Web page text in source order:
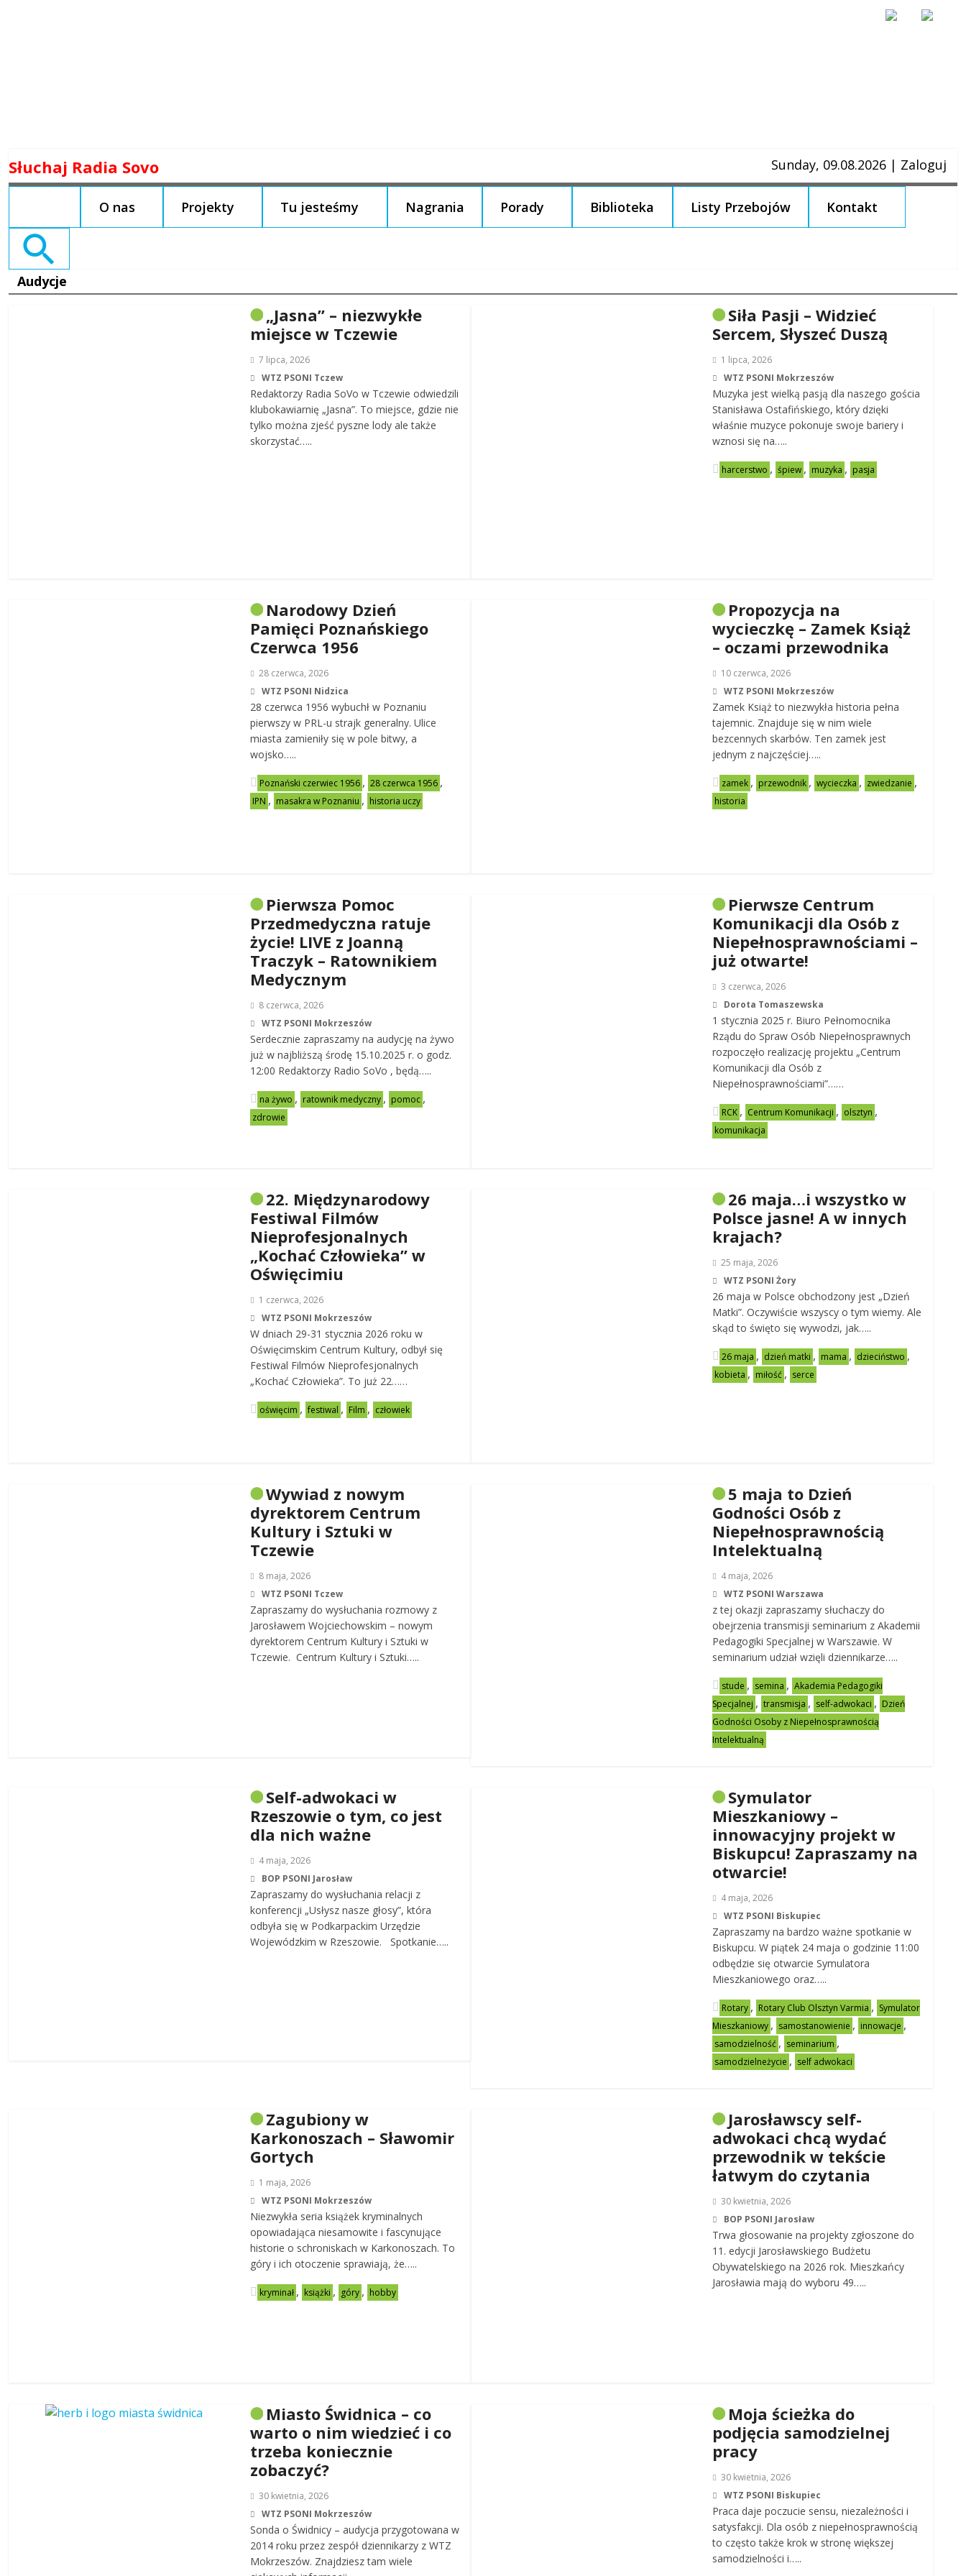
to
Słuchaj Radia Sovo Sunday, 09.08.2026 | Zaloguj
O nas Projekty Tu jesteśmy Nagrania Porady Biblioteka Listy Przebojów Kontakt
Search
Audycje
„Jasna” – niezwykłe
miejsce w Tczewie
7 lipca, 2026
WTZ PSONI Tczew
Redaktorzy Radia SoVo w Tczewie odwiedzili
klubokawiarnię „Jasna”. To miejsce, gdzie nie
tylko można zjeść pyszne lody ale także
skorzystać…..
Siła Pasji – Widzieć
Sercem, Słyszeć Duszą
1 lipca, 2026
WTZ PSONI Mokrzeszów
Muzyka jest wielką pasją dla naszego gościa
Stanisława Ostafińskiego, który dzięki
właśnie muzyce pokonuje swoje bariery i
wznosi się na…..
harcerstwo , śpiew , muzyka , pasja
Narodowy Dzień
Pamięci Poznańskiego
Czerwca 1956
28 czerwca, 2026
WTZ PSONI Nidzica
28 czerwca 1956 wybuchł w Poznaniu
pierwszy w PRL-u strajk generalny. Ulice
miasta zamieniły się w pole bitwy, a
wojsko…..
Poznański czerwiec 1956 , 28 czerwca 1956 ,
IPN , masakra w Poznaniu , historia uczy
Propozycja na
wycieczkę – Zamek Książ
– oczami przewodnika
10 czerwca, 2026
WTZ PSONI Mokrzeszów
Zamek Książ to niezwykła historia pełna
tajemnic. Znajduje się w nim wiele
bezcennych skarbów. Ten zamek jest
jednym z najczęściej…..
zamek , przewodnik , wycieczka , zwiedzanie ,
historia
Pierwsza Pomoc
Przedmedyczna ratuje
życie! LIVE z Joanną
Traczyk – Ratownikiem
Medycznym
8 czerwca, 2026
WTZ PSONI Mokrzeszów
Serdecznie zapraszamy na audycję na żywo
już w najbliższą środę 15.10.2025 r. o godz.
12:00 Redaktorzy Radio SoVo , będą…..
na żywo , ratownik medyczny , pomoc ,
zdrowie
Pierwsze Centrum
Komunikacji dla Osób z
Niepełnosprawnościami –
już otwarte!
3 czerwca, 2026
Dorota Tomaszewska
1 stycznia 2025 r. Biuro Pełnomocnika
Rządu do Spraw Osób Niepełnosprawnych
rozpoczęło realizację projektu „Centrum
Komunikacji dla Osób z
Niepełnosprawnościami”……
RCK , Centrum Komunikacji , olsztyn ,
komunikacja
22. Międzynarodowy
Festiwal Filmów
Nieprofesjonalnych
„Kochać Człowieka” w
Oświęcimiu
1 czerwca, 2026
WTZ PSONI Mokrzeszów
W dniach 29-31 stycznia 2026 roku w
Oświęcimskim Centrum Kultury, odbył się
Festiwal Filmów Nieprofesjonalnych
„Kochać Człowieka”. To już 22……
oświęcim , festiwal , Film , człowiek
26 maja…i wszystko w
Polsce jasne! A w innych
krajach?
25 maja, 2026
WTZ PSONI Żory
26 maja w Polsce obchodzony jest „Dzień
Matki”. Oczywiście wszyscy o tym wiemy. Ale
skąd to święto się wywodzi, jak…..
26 maja , dzień matki , mama , dzieciństwo ,
kobieta , miłość , serce
Wywiad z nowym
dyrektorem Centrum
Kultury i Sztuki w
Tczewie
8 maja, 2026
WTZ PSONI Tczew
Zapraszamy do wysłuchania rozmowy z
Jarosławem Wojciechowskim – nowym
dyrektorem Centrum Kultury i Sztuki w
Tczewie. Centrum Kultury i Sztuki…..
5 maja to Dzień
Godności Osób z
Niepełnosprawnością
Intelektualną
4 maja, 2026
WTZ PSONI Warszawa
z tej okazji zapraszamy słuchaczy do
obejrzenia transmisji seminarium z Akademii
Pedagogiki Specjalnej w Warszawie. W
seminarium udział wzięli dziennikarze…..
stude , semina , Akademia Pedagogiki
Specjalnej , transmisja , self-adwokaci , Dzień
Godności Osoby z Niepełnosprawnością
Intelektualną
Self-adwokaci w
Rzeszowie o tym, co jest
dla nich ważne
4 maja, 2026
BOP PSONI Jarosław
Zapraszamy do wysłuchania relacji z
konferencji „Usłysz nasze głosy”, która
odbyła się w Podkarpackim Urzędzie
Wojewódzkim w Rzeszowie. Spotkanie…..
Symulator
Mieszkaniowy –
innowacyjny projekt w
Biskupcu! Zapraszamy na
otwarcie!
4 maja, 2026
WTZ PSONI Biskupiec
Zapraszamy na bardzo ważne spotkanie w
Biskupcu. W piątek 24 maja o godzinie 11:00
odbędzie się otwarcie Symulatora
Mieszkaniowego oraz…..
Rotary , Rotary Club Olsztyn Varmia , Symulator
Mieszkaniowy , samostanowienie , innowacje ,
samodzielność , seminarium ,
samodzielneżycie , self adwokaci
Zagubiony w
Karkonoszach – Sławomir
Gortych
1 maja, 2026
WTZ PSONI Mokrzeszów
Niezwykła seria książek kryminalnych
opowiadająca niesamowite i fascynujące
historie o schroniskach w Karkonoszach. To
góry i ich otoczenie sprawiają, że…..
kryminał , książki , góry , hobby
Jarosławscy self-
adwokaci chcą wydać
przewodnik w tekście
łatwym do czytania
30 kwietnia, 2026
BOP PSONI Jarosław
Trwa głosowanie na projekty zgłoszone do
11. edycji Jarosławskiego Budżetu
Obywatelskiego na 2026 rok. Mieszkańcy
Jarosławia mają do wyboru 49…..
Miasto Świdnica – co
warto o nim wiedzieć i co
trzeba koniecznie
zobaczyć?
30 kwietnia, 2026
WTZ PSONI Mokrzeszów
Sonda o Świdnicy – audycja przygotowana w
2014 roku przez zespół dziennikarzy z WTZ
Mokrzeszów. Znajdziesz tam wiele
Moja ścieżka do
podjęcia samodzielnej
pracy
30 kwietnia, 2026
WTZ PSONI Biskupiec
Praca daje poczucie sensu, niezależności i
satysfakcji. Dla osób z niepełnosprawnością
to często także krok w stronę większej
samodzielności i…..